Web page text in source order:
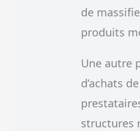
de
produits
Une autre
d’achats
structures